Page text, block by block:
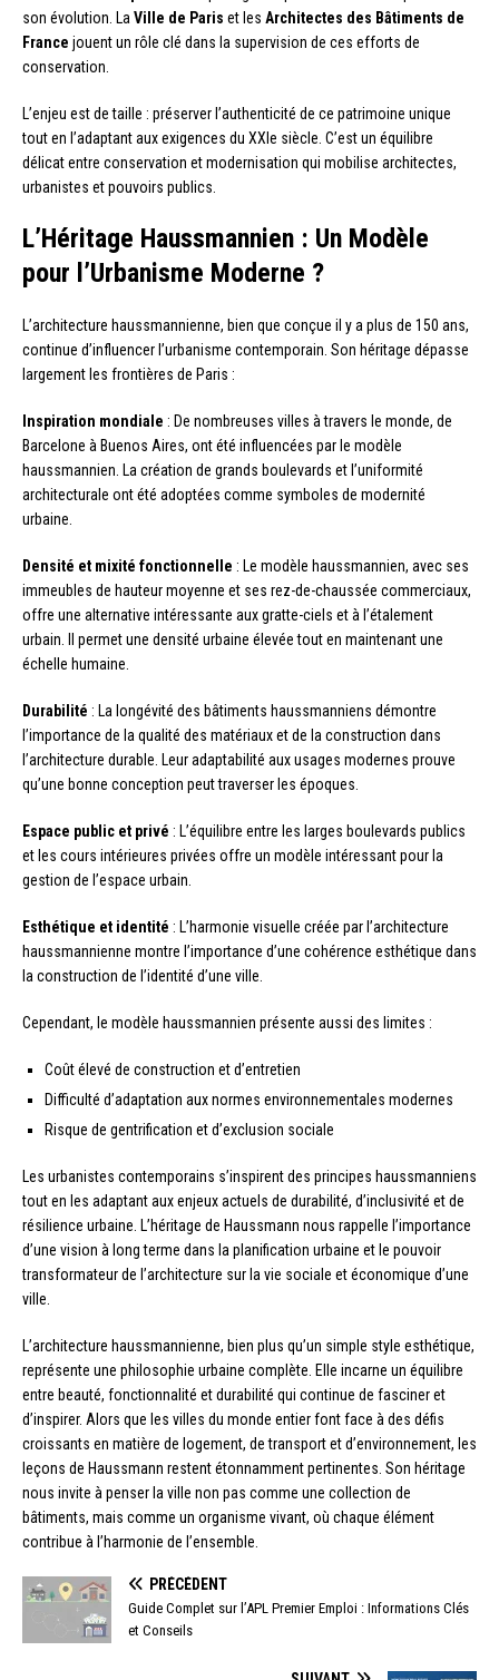
son évolution. La Ville de Paris et les Architectes des Bâtiments de
France jouent un rôle clé dans la supervision de ces efforts de
conservation.
L’enjeu est de taille : préserver l’authenticité de ce patrimoine unique
tout en l’adaptant aux exigences du XXIe siècle. C’est un équilibre
délicat entre conservation et modernisation qui mobilise architectes,
urbanistes et pouvoirs publics.
L’Héritage Haussmannien : Un Modèle
pour l’Urbanisme Moderne ?
L’architecture haussmannienne, bien que conçue il y a plus de 150 ans,
continue d’influencer l’urbanisme contemporain. Son héritage dépasse
largement les frontières de Paris :
Inspiration mondiale : De nombreuses villes à travers le monde, de
Barcelone à Buenos Aires, ont été influencées par le modèle
haussmannien. La création de grands boulevards et l’uniformité
architecturale ont été adoptées comme symboles de modernité
urbaine.
Densité et mixité fonctionnelle : Le modèle haussmannien, avec ses
immeubles de hauteur moyenne et ses rez-de-chaussée commerciaux,
offre une alternative intéressante aux gratte-ciels et à l’étalement
urbain. Il permet une densité urbaine élevée tout en maintenant une
échelle humaine.
Durabilité : La longévité des bâtiments haussmanniens démontre
l’importance de la qualité des matériaux et de la construction dans
l’architecture durable. Leur adaptabilité aux usages modernes prouve
qu’une bonne conception peut traverser les époques.
Espace public et privé : L’équilibre entre les larges boulevards publics
et les cours intérieures privées offre un modèle intéressant pour la
gestion de l’espace urbain.
Esthétique et identité : L’harmonie visuelle créée par l’architecture
haussmannienne montre l’importance d’une cohérence esthétique dans
la construction de l’identité d’une ville.
Cependant, le modèle haussmannien présente aussi des limites :
Coût élevé de construction et d’entretien
Difficulté d’adaptation aux normes environnementales modernes
Risque de gentrification et d’exclusion sociale
Les urbanistes contemporains s’inspirent des principes haussmanniens
tout en les adaptant aux enjeux actuels de durabilité, d’inclusivité et de
résilience urbaine. L’héritage de Haussmann nous rappelle l’importance
d’une vision à long terme dans la planification urbaine et le pouvoir
transformateur de l’architecture sur la vie sociale et économique d’une
ville.
L’architecture haussmannienne, bien plus qu’un simple style esthétique,
représente une philosophie urbaine complète. Elle incarne un équilibre
entre beauté, fonctionnalité et durabilité qui continue de fasciner et
d’inspirer. Alors que les villes du monde entier font face à des défis
croissants en matière de logement, de transport et d’environnement, les
leçons de Haussmann restent étonnamment pertinentes. Son héritage
nous invite à penser la ville non pas comme une collection de
bâtiments, mais comme un organisme vivant, où chaque élément
contribue à l’harmonie de l’ensemble.
PRÉCÉDENT
Guide Complet sur l’APL Premier Emploi : Informations Clés
et Conseils